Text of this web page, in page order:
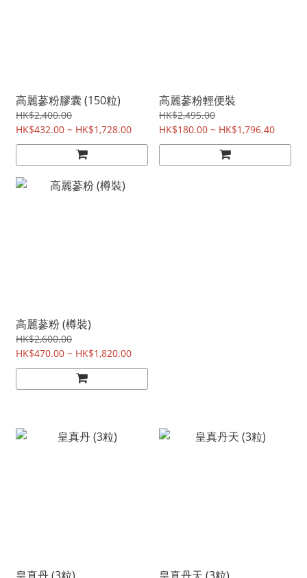
高麗蔘粉膠囊 (150粒)
HK$2,400.00
HK$432.00 ~ HK$1,728.00
高麗蔘粉輕便裝
HK$2,495.00
HK$180.00 ~ HK$1,796.40
高麗蔘粉 (樽裝)
HK$2,600.00
HK$470.00 ~ HK$1,820.00